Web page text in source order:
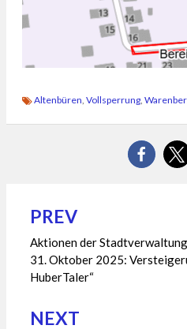
Altenbüren Vollsperrung,
PREV
Aktionen der
31. Oktober 2025:
HuberTaler“
NEXT